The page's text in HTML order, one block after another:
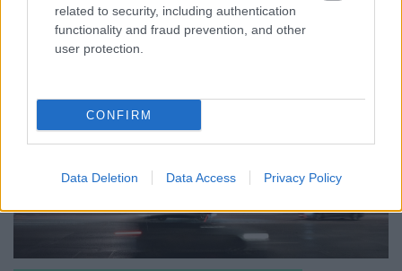
related to security, including authentication
functionality and fraud prevention, and other
user protection.
CONFIRM
Data Deletion Data Access Privacy Policy